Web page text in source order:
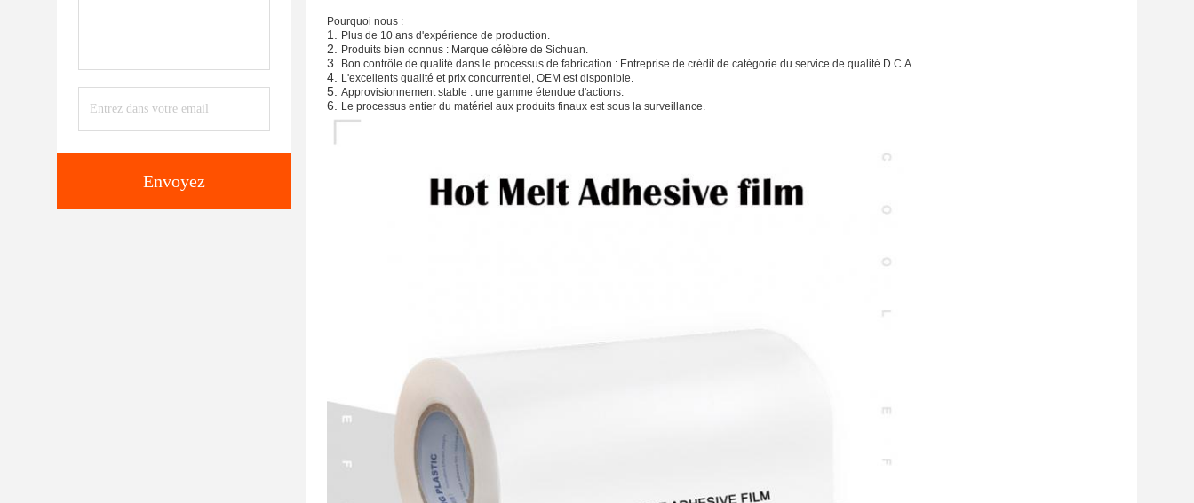
Envoyez
Pourquoi nous :
1. Plus de 10 ans d'expérience de production.
2. Produits bien connus : Marque célèbre de Sichuan.
3. Bon contrôle de qualité dans le processus de fabrication : Entreprise de crédit de catégorie du service de qualité D.C.A.
4. L'excellents qualité et prix concurrentiel, OEM est disponible.
5. Approvisionnement stable : une gamme étendue d'actions.
6. Le processus entier du matériel aux produits finaux est sous la surveillance.